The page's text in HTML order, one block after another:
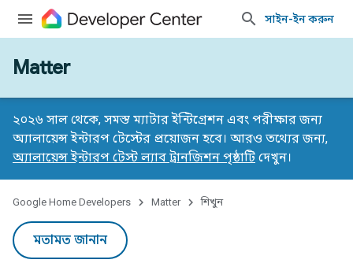
সাইন-ইন করুন
Matter
২০২৬ সাল থেকে, সমস্ত ম্যাটার ইন্টিগ্রেশন এবং পরীক্ষার জন্য
অ্যালায়েন্স ইন্টারপ টেস্টের প্রয়োজন হবে। আরও তথ্যের জন্য,
অ্যালায়েন্স ইন্টারপ টেস্ট ল্যাব ট্রানজিশন পৃষ্ঠাটি দেখুন।
Google Home Developers Matter শিখুন
মতামত জানান